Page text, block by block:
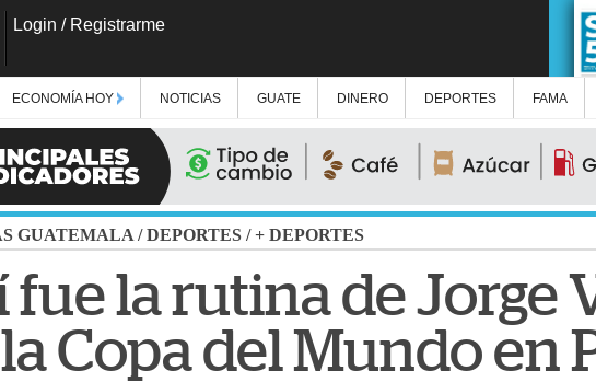
Login / Registrarme
ECONOMÍA HOY NOTICIAS GUATE DINERO DEPORTES FAMA
GUATEMALA /DEPORTES /+ DEPORTES
fue la rutina de Jorge
Copa del Mundo en